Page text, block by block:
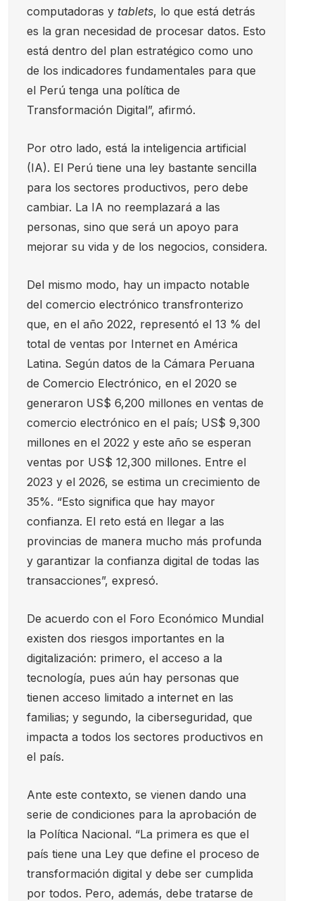
computadoras y tablets, lo que está detrás
es la gran necesidad de procesar datos. Esto
está dentro del plan estratégico como uno
de los indicadores fundamentales para que
el Perú tenga una política de
Transformación Digital”, afirmó.
Por otro lado, está la inteligencia artificial
(IA). El Perú tiene una ley bastante sencilla
para los sectores productivos, pero debe
cambiar. La IA no reemplazará a las
personas, sino que será un apoyo para
mejorar su vida y de los negocios, considera.
Del mismo modo, hay un impacto notable
del comercio electrónico transfronterizo
que, en el año 2022, representó el 13 % del
total de ventas por Internet en América
Latina. Según datos de la Cámara Peruana
de Comercio Electrónico, en el 2020 se
generaron US$ 6,200 millones en ventas de
comercio electrónico en el país; US$ 9,300
millones en el 2022 y este año se esperan
ventas por US$ 12,300 millones. Entre el
2023 y el 2026, se estima un crecimiento de
35%. “Esto significa que hay mayor
confianza. El reto está en llegar a las
provincias de manera mucho más profunda
y garantizar la confianza digital de todas las
transacciones”, expresó.
De acuerdo con el Foro Económico Mundial
existen dos riesgos importantes en la
digitalización: primero, el acceso a la
tecnología, pues aún hay personas que
tienen acceso limitado a internet en las
familias; y segundo, la ciberseguridad, que
impacta a todos los sectores productivos en
el país.
Ante este contexto, se vienen dando una
serie de condiciones para la aprobación de
la Política Nacional. “La primera es que el
país tiene una Ley que define el proceso de
transformación digital y debe ser cumplida
por todos. Pero, además, debe tratarse de